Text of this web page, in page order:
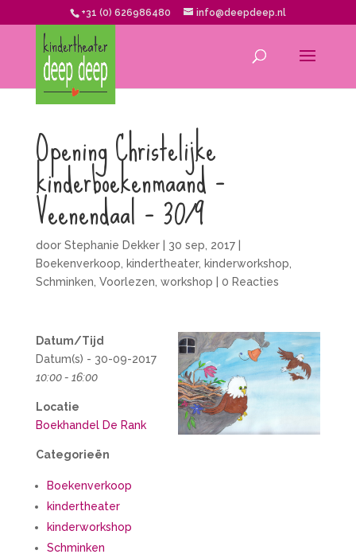
+31 (0) 626986480 info@deepdeep.nl
Opening Christelijke
kinderboekenmaand –
Veenendaal – 30/9
door Stephanie Dekker| 30 sep, 2017|
Boekenverkoop
kindertheater, kinderworkshop
Schminken Voorlezen workshop 0 Reacties
Datum/Tijd
Datum(s) - 30-09-2017
10:00 - 16:00
Locatie
Boekhandel De Rank
Categorieën
Boekenverkoop
kindertheater
kinderworkshop
Schminken